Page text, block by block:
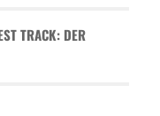
TRACK: DER